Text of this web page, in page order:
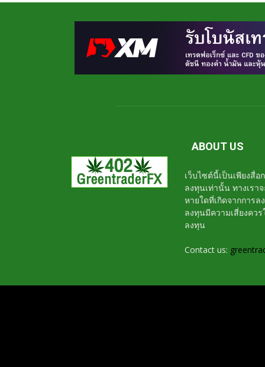
ABOUT US
เว็บไซต์นี้เป็นเพียงสื่
ลงทุนเท่านั้น ทางเรา
หายใดที่เกิดจากการ
ลงทุนมีความเสี่ยงค
ลงทุน
Contact us: